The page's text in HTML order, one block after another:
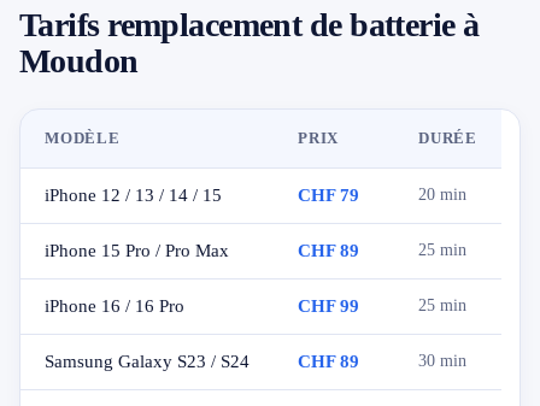
Tarifs remplacement de batterie à
Moudon
MODÈLE PRIX DURÉE
iPhone 12 / 13 / 14 / 15 CHF 79 20 min
iPhone 15 Pro / Pro Max CHF 89 25 min
iPhone 16 / 16 Pro CHF 99 25 min
Samsung Galaxy S23 / S24 CHF 89 30 min